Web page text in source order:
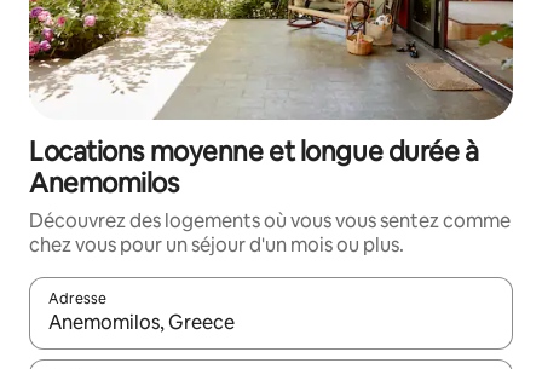
Locations moyenne et longue durée à
Anemomilos
Découvrez des logements où vous vous sentez comme
chez vous pour un séjour d'un mois ou plus.
Adresse
Lorsque les résultats s'affichent, utilisez les flèches vers le